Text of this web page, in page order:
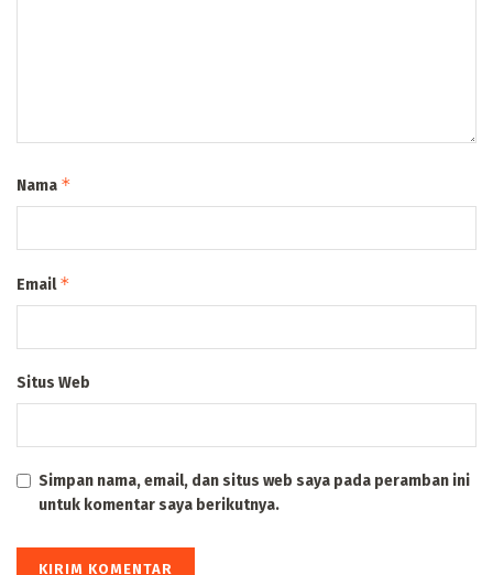
Nama *
Email*
Situs Web
Simpan nama, email, dan situs web saya pada peramban ini
untuk komentar saya berikutnya.